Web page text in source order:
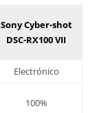
Sony Cyber-shot
DSC-RX100 VII
Electrónico
100%